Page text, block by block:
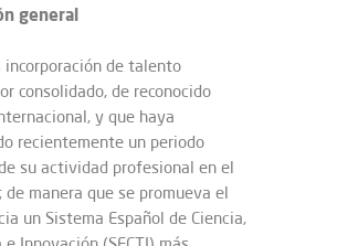
general
de talento
consolidado, de reconocido
y que haya
recientemente un periodo
su actividad profesional en el
manera que se promueva el
un Sistema Español de Ciencia,